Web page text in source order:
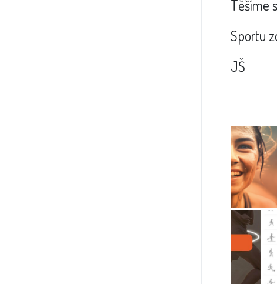
Těšíme
Sportu
JŠ